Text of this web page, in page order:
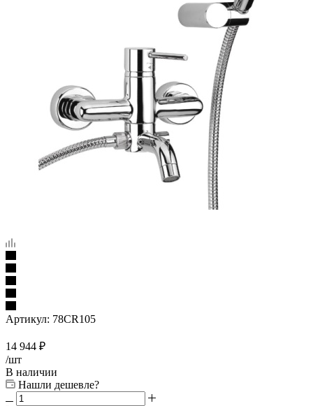
Артикул: 78CR105
14 944 ₽
/шт
В наличии
Нашли дешевле?